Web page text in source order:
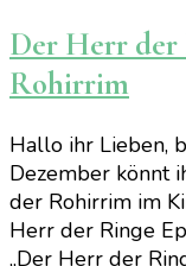
Der Herr der
Rohirrim
Hallo ihr Lieben,
Dezember könnt
der Rohirrim im
Herr der Ringe
„Der Herr der